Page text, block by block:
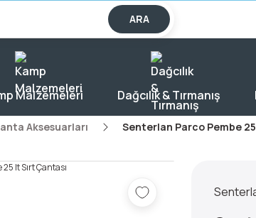
Alışverişlerde KARGO BEDAVA!
ARA
Malzemeleri Dağcılık & Tırmanış
Aksesuarları Senterlan Parco Pembe